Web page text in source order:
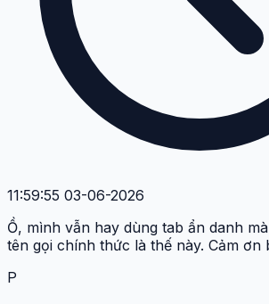
11:59:55 03-06-2026
Ồ, mình vẫn hay dùng tab ẩn danh
tên gọi chính thức là thế này. Cảm ơn
P